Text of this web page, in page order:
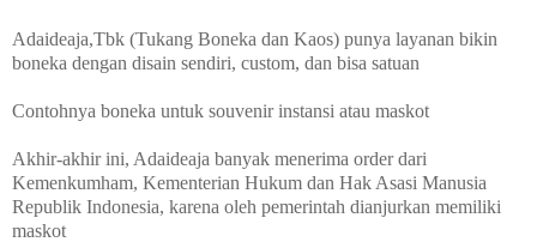
Adaideaja,Tbk (Tukang Boneka dan Kaos) punya layanan bikin
boneka dengan disain sendiri, custom, dan bisa satuan
Contohnya boneka untuk souvenir instansi atau maskot
Akhir-akhir ini, Adaideaja banyak menerima order dari
Kemenkumham, Kementerian Hukum dan Hak Asasi Manusia
Republik Indonesia, karena oleh pemerintah dianjurkan memiliki
maskot